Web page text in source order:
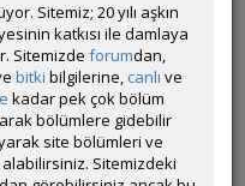
Sitemiz; 20 yılı aşkın
katkısı ile damlaya
Sitemizde forumdan,
bitki bilgilerine, canlı ve
kadar pek çok bölüm
bölümlere gidebilir
site bölümleri ve
alabilirsiniz. Sitemizdeki